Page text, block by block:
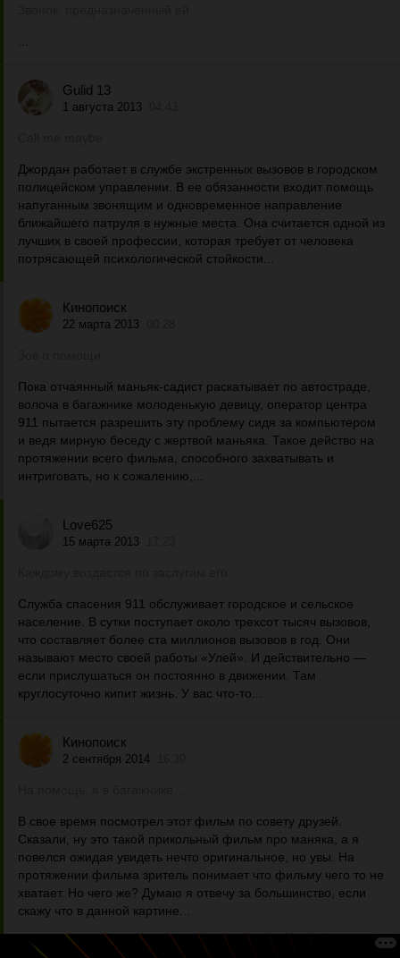
Gulid 13
1 августа 2013
Джордан работает в службе экстренных вызовов в городском
полицейском управлении. В ее обязанности входит помощь
напуганным звонящим и одновременное направление
ближайшего патруля в нужные места. Она считается одной из
лучших в своей профессии, которая требует от человека
потрясающей психологической стойкости...
Кинопоиск
22 марта 2013
Пока отчаянный маньяк-садист раскатывает по автостраде,
волоча в багажнике молоденькую девицу, оператор центра
911 пытается разрешить эту проблему сидя за компьютером
и ведя мирную беседу с жертвой маньяка. Такое действо на
протяжении всего фильма, способного захватывать и
интриговать, но к сожалению,...
Love625
15 марта 2013
Служба спасения 911 обслуживает городское и сельское
население. В сутки поступает около трехсот тысяч вызовов,
что составляет более ста миллионов вызовов в год. Они
называют место своей работы «Улей». И действительно —
если прислушаться он постоянно в движении. Там
круглосуточно кипит жизнь. У вас что-то...
Кинопоиск
2 сентября 2014
В свое время посмотрел этот фильм по совету друзей.
Сказали, ну это такой прикольный фильм про маняка, а я
повелся ожидая увидеть нечто оригинальное, но увы. На
протяжении фильма зритель понимает что фильму чего то не
хватает. Но чего же? Думаю я отвечу за большинство, если
скажу что в данной картине...